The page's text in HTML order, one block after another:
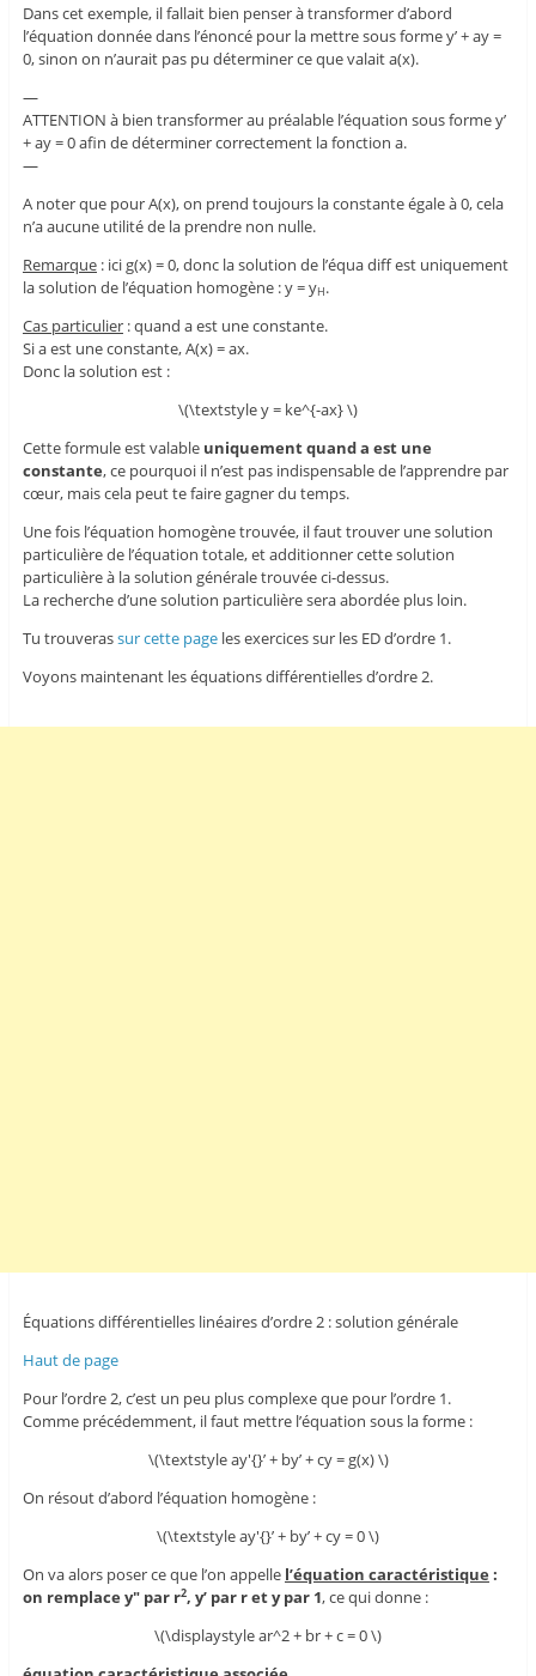
Dans cet exemple, il fallait bien penser à transformer d’abord
l’équation donnée dans l’énoncé pour la mettre sous forme y’ + ay =
0, sinon on n’aurait pas pu déterminer ce que valait a(x).
—
ATTENTION à bien transformer au préalable l’équation sous forme y’
+ ay = 0 afin de déterminer correctement la fonction a.
—
A noter que pour A(x), on prend toujours la constante égale à 0, cela
n’a aucune utilité de la prendre non nulle.
Remarque: ici g(x) = 0, donc la solution de l’équa diff est uniquement
la solution de l’équation homogène : y = yH.
Cas particulier: quand a est une constante.
Si a est une constante, A(x) = ax.
Donc la solution est :
\(\textstyle y = ke^{-ax} \)
Cette formule est valable uniquement quand a est une
constante, ce pourquoi il n’est pas indispensable de l’apprendre par
cœur, mais cela peut te faire gagner du temps.
Une fois l’équation homogène trouvée, il faut trouver une solution
particulière de l’équation totale, et additionner cette solution
particulière à la solution générale trouvée ci-dessus.
La recherche d’une solution particulière sera abordée plus loin.
Tu trouverassur cette page les exercices sur les ED d’ordre 1.
Voyons maintenant les équations différentielles d’ordre 2.
Équations différentielles linéaires d’ordre 2 : solution générale
Haut de page
Pour l’ordre 2, c’est un peu plus complexe que pour l’ordre 1.
Comme précédemment, il faut mettre l’équation sous la forme :
\(\textstyle ay'{}’ + by’ + cy = g(x) \)
On résout d’abord l’équation homogène :
\(\textstyle ay'{}’ + by’ + cy = 0 \)
On va alors poser ce que l’on appelle l’équation caractéristique :
on remplace y" par r2, y’ par r et y par 1, ce qui donne :
\(\displaystyle ar^2 + br + c = 0 \)